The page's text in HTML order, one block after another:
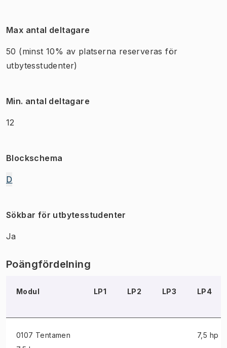
Max antal deltagare
50 (minst 10% av platserna reserveras för
utbytesstudenter)
Min. antal deltagare
12
Blockschema
D
Sökbar för utbytesstudenter
Ja
Poängfördelning
Modul LP1 LP2 LP3 LP4
0107 Tentamen
7,5 hp